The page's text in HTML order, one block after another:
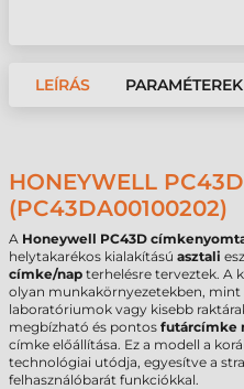
LEÍRÁS PARAMÉTEREK
HONEYWELL
(PC43DA00100202)
A Honeywell PC43D
helytakarékos kialakítású asztali
címke/nap terhelésre terveztek. A
olyan munkakörnyezetekben, mint
laboratóriumok vagy kisebb
megbízható és pontos futárcímke
címke előállítása. Ez a modell a
technológiai utódja, egyesítve a
felhasználóbarát funkciókkal.